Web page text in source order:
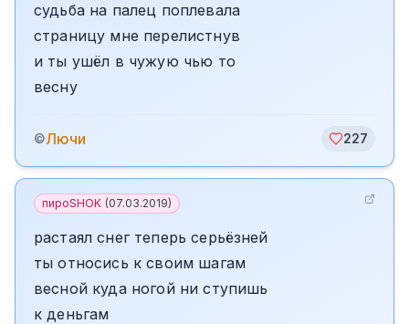
судьба на палец поплевала
страницу мне перелистнув
и ты ушёл в чужую чью то
весну
©Лючи 227
пироSHOK (07.03.2019)
растаял снег теперь серьёзней
ты относись к своим шагам
весной куда ногой ни ступишь
к деньгам